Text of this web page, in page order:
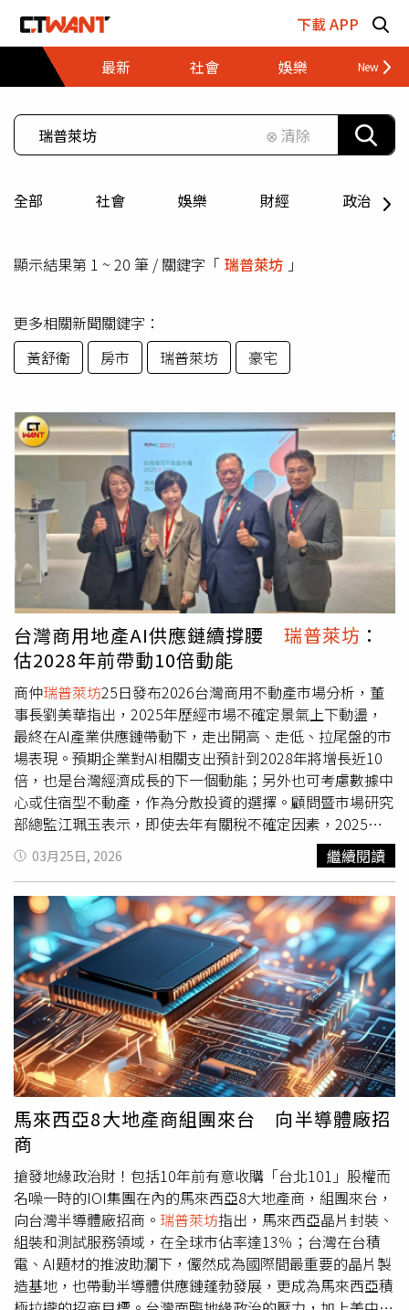
下載 APP
最新
社會 娛樂 財經
⊗ 清除
全部 社會 娛樂 財經 政治
顯示結果第 1 ~ 20 筆 / 關鍵字「 瑞普萊坊 」
更多相關新聞關鍵字：
黃舒衛
房市 瑞普萊坊 豪宅
台灣商用地產AI供應鏈續撐腰 瑞普萊坊 ：
估2028年前帶動10倍動能
商仲瑞普萊坊25日發布2026台灣商用不動產市場分析，董
事長劉美華指出，2025年歷經市場不確定景氣上下動盪，
最終在AI產業供應鏈帶動下，走出開高、走低、拉尾盤的市
場表現。預期企業對AI相關支出預計到2028年將增長近10
倍，也是台灣經濟成長的下一個動能；另外也可考慮數據中
心或住宿型不動產，作為分散投資的選擇。顧問暨市場研究
部總監江珮玉表示，即使去年有關稅不確定因素，2025年A
級辦公室租金仍有2.7%的成長。其中，光南山廣場在Q4就
去化約5,000坪，去年科技、新創、軟體業都有需求落實，
使得去年全年去化2.7萬坪。不過未來在2026~2030年台北
市中心商業區（CBD）預計將有43.2萬坪新供給釋出，對市
場仍有衝擊。她進一步解釋，目前A辦平均屋齡來到21年，
舊A辦一定會淘汰，使租賃市場出現舊換新的動能，像是施
華洛世奇台灣分公司就從中山北路的互助營造大樓搬到
2025年完工的新光華山金融中心。而在新辦公大樓的大量
供給下，預期租金天花板也將再突破。以信義計畫區來說，
南山人壽新開發案A26與A21已進行預招租，以及富邦人壽
大樓A25持續出租，這幾乎將是信義計畫區最後的新辦公大
樓開發案，因此在區位的優勢下，將有訂價優勢。不過危機
也是轉機，雖然房東的定價能力將依據大樓的區位、品質與
租賃條件來決定；但同樣的，企業也可利用大量釋出的新供
給進行搬遷談判，實現「質感躍升」，辦公室市場也從近幾
年的「房東市場」轉為「租客市場」。由於供給大幅增加，
市場將形成兩極化，具有綠色認證的頂級A辦，將有較高的
競爭力及租金定價，而屋齡超過25年且無設備升級的舊辦公
大樓，將面臨降價的壓力。此外，ESG從加分變門檻，具備
LEED或WELL認證的大樓已成為外商與大型企業的「必要條
件」，影響企業形象。2025年商用不動產市場仍以工業不
03月25日, 2026 繼續閱讀
馬來西亞8大地產商組團來台 向半導體廠招
商
搶發地緣政治財！包括10年前有意收購「台北101」股權而
名噪一時的IOI集團在內的馬來西亞8大地產商，組團來台，
向台灣半導體廠招商。 瑞普萊坊指出，馬來西亞晶片封裝、
組裝和測試服務領域，在全球市佔率達13％；台灣在台積
電、AI題材的推波助瀾下，儼然成為國際間最重要的晶片製
造基地，也帶動半導體供應鏈蓬勃發展，更成為馬來西亞積